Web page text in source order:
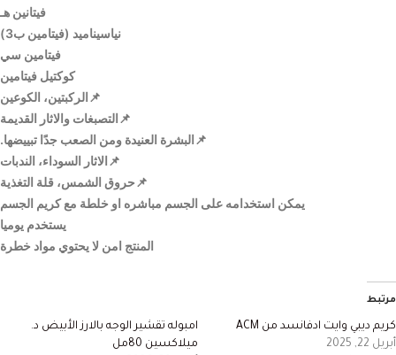
فيتانين هـ
نياسيناميد (فيتامين ب3)
فيتامين سي
كوكتيل فيتامين
📌الركبتين، الكوعين
📌التصبغات والاثار القديمة
📌البشرة العنيدة ومن الصعب جدًا تبييضها.
📌الاثار السوداء، الندبات
📌حروق الشمس، قلة التغذية
يمكن استخدامه على الجسم مباشره او خلطة مع كريم الجسم
يستخدم يوميا
المنتج امن لا يحتوي مواد خطرة
مرتبط
كريم ديبي وايت ادفانسد من ACM
أبريل 22, 2025
امبوله تقشير الوجه بالارز الأبيض د.
ميلاكسين 80مل